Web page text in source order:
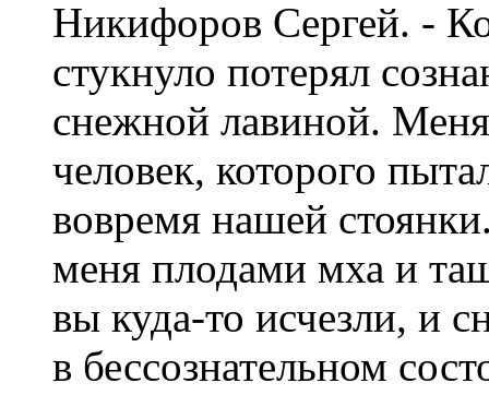
Никифоров Сергей. -
стукнуло потерял
снежной лавиной.
человек, которого
вовремя нашей
меня плодами мха и
вы куда-то исчезли, и
в бессознательном